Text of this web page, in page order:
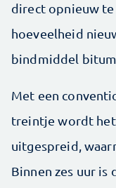
direct opnieuw
hoeveelheid
bindmiddel
Met een
treintje wordt
uitgespreid,
Binnen zes uur is